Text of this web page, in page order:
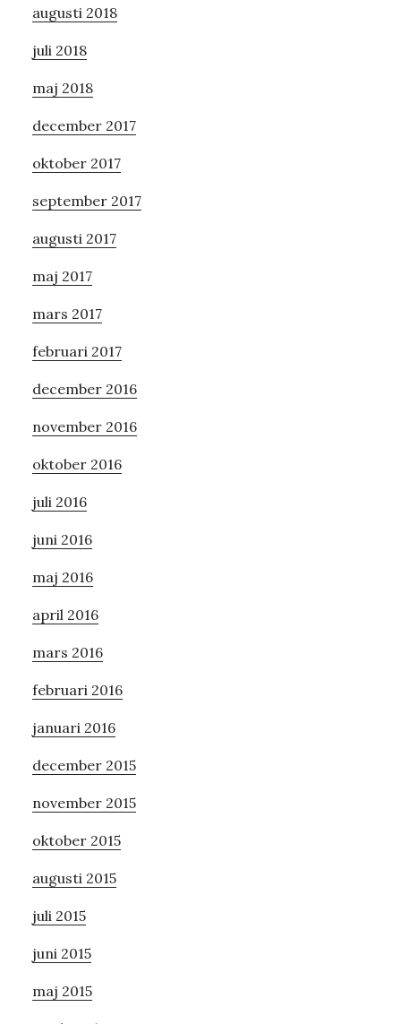
augusti 2018
juli 2018
maj 2018
december 2017
oktober 2017
september 2017
augusti 2017
maj 2017
mars 2017
februari 2017
december 2016
november 2016
oktober 2016
juli 2016
juni 2016
maj 2016
april 2016
mars 2016
februari 2016
januari 2016
december 2015
november 2015
oktober 2015
augusti 2015
juli 2015
juni 2015
maj 2015